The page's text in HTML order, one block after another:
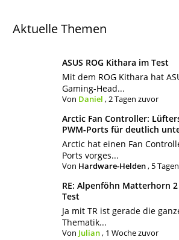
Aktuelle Themen
ASUS ROG Kithara im Test
Mit dem ROG Kithara hat
Gaming-Head...
Von Daniel ,2 Tagen zuvor
Arctic Fan Controller:
PWM-Ports für deutlich
Arctic hat einen Fan
Ports vorges...
Von Hardware-Helden, 5
RE: Alpenföhn Matterhorn
Test
Ja mit TR ist gerade die
Thematik...
Von Julian, 1 Woche zuvor